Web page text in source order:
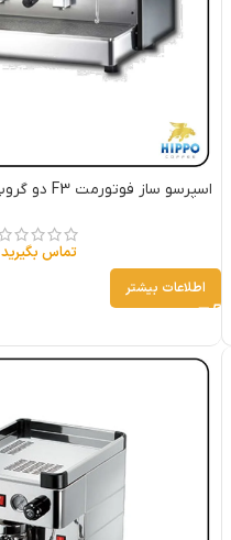
اسپرسو ساز فوتورمت F3 دو گروپ | futurmat F3 2gr
تماس بگیرید
اطلاعات بیشتر